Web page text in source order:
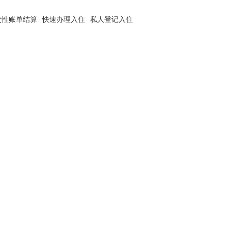
账单结算 快速办理入住 私人登记入住